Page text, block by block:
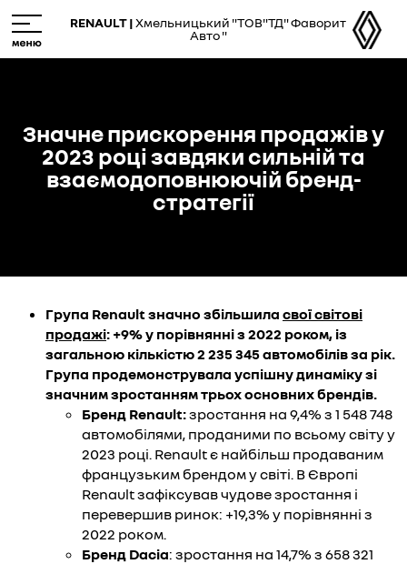
to
main
RENAULT |Хмельницький "ТОВ"ТД" Фаворит
Авто "
Значне прискорення продажів у
2023 році завдяки сильній та
взаємодоповнюючій бренд-
стратегії
Група Renaultзначно збільшила свої світові
продажі: +9% у порівнянні з 2022 роком, із
загальною кількістю 2 235 345 автомобілів за рік.
Група продемонструвала успішну динаміку зі
значним зростанням трьох основних брендів.
Бренд Renault:зростання на 9,4% з 1 548 748
автомобілями, проданими по всьому світу у
2023 році. Renault є найбільш продаваним
французьким брендом у світі. В Європі
Renault зафіксував чудове зростання і
перевершив ринок: +19,3% у порівнянні з
2022 роком.
Бренд Dacia: зростання на 14,7% з 658 321